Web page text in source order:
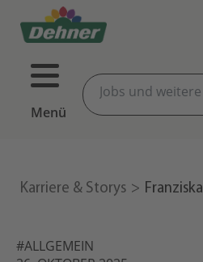
Menü
Karriere & Storys
#ALLGEMEIN